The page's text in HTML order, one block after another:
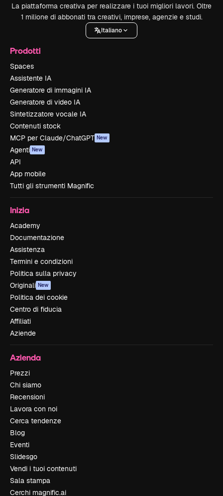
La piattaforma creativa per realizzare i tuoi migliori lavori. Oltre
1 milione di abbonati tra creativi, imprese, agenzie e studi.
Italiano
Prodotti
Spaces
Assistente IA
Generatore di immagini IA
Generatore di video IA
Sintetizzatore vocale IA
Contenuti stock
MCP per Claude/ChatGPT New
Agenti New
API
App mobile
Tutti gli strumenti Magnific
Inizia
Academy
Documentazione
Assistenza
Termini e condizioni
Politica sulla privacy
Originali New
Politica dei cookie
Centro di fiducia
Affiliati
Aziende
Azienda
Prezzi
Chi siamo
Recensioni
Lavora con noi
Cerca tendenze
Blog
Eventi
Slidesgo
Vendi i tuoi contenuti
Sala stampa
Cerchi magnific.ai